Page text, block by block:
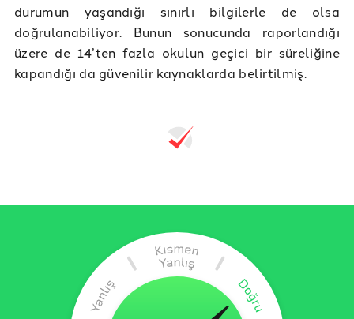
durumun yaşandığı sınırlı bilgilerle de olsa
doğrulanabiliyor. Bunun sonucunda raporlandığı
üzere de 14’ten fazla okulun geçici bir süreliğine
kapandığı da güvenilir kaynaklarda belirtilmiş.